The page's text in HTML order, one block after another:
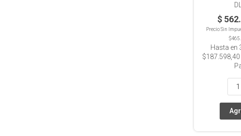
$
Precio Sin
Hasta en
$187.598,40